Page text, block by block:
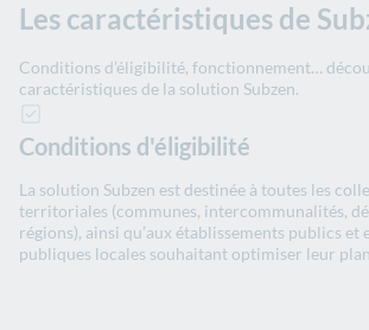
Les caractéristiques de
Conditions d’éligibilité, fonctionnement…
caractéristiques de la solution Subzen.
Conditions d'éligibilité
La solution Subzen est destinée à toutes les
territoriales (communes, intercommunalités,
régions), ainsi qu’aux établissements publics et
publiques locales souhaitant optimiser leur